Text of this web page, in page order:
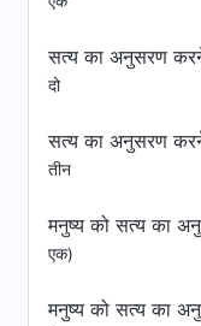
सत्य का अनुसरण
दो
सत्य का अनुसरण
तीन
मनुष्य को सत्य का
एक)
मनुष्य को सत्य का